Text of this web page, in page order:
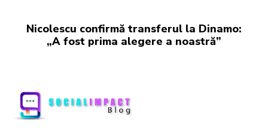
Nicolescu confirmă transferul la Dinamo:
„A fost prima alegere a noastră”